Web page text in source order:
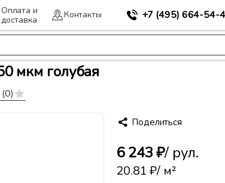
Оплата и
доставка
Контакты +7 (495) 664-54-
мкм голубая
(0)
Поделиться
6 243 ₽/ рул.
20.81 ₽/ м²